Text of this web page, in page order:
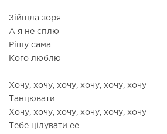
Зійшла зоря
А я не сплю
Рішу сама
Кого люблю
Хочу, хочу, хочу, хочу, хочу, хочу
Танцювати
Хочу, хочу, хочу, хочу, хочу, хочу
Тебе цілувати ее